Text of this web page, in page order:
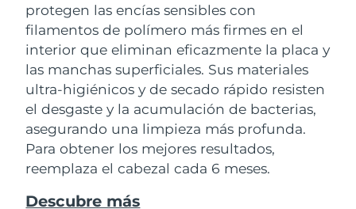
protegen las encías sensibles con
filamentos de polímero más firmes en el
interior que eliminan eficazmente la placa y
las manchas superficiales. Sus materiales
ultra-higiénicos y de secado rápido resisten
el desgaste y la acumulación de bacterias,
asegurando una limpieza más profunda.
Para obtener los mejores resultados,
reemplaza el cabezal cada 6 meses.
Descubre más